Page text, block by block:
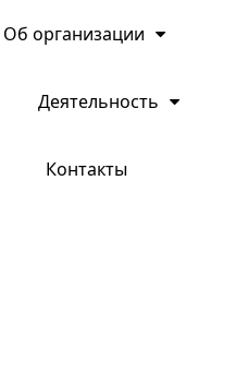
Об организации
Деятельность
Контакты